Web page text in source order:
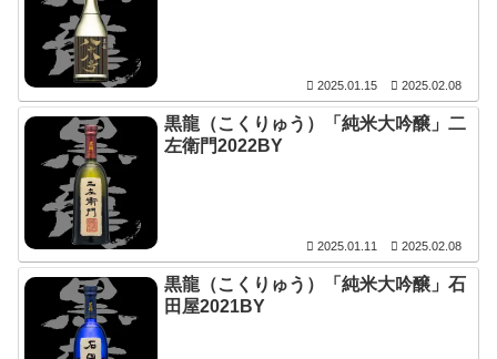
2025.01.15 2025.02.08
黒龍（こくりゅう）「純米大吟醸」二
左衛門2022BY
2025.01.11 2025.02.08
黒龍（こくりゅう）「純米大吟醸」石
田屋2021BY